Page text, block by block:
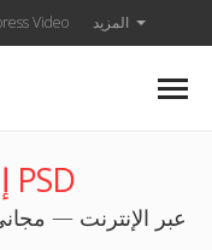
Video المزيد
محول BMP إلى PSD